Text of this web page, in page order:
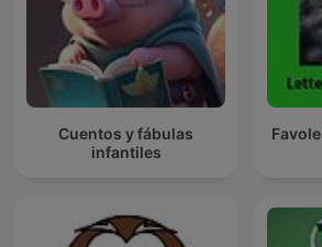
Cuentos y fábulas
infantiles